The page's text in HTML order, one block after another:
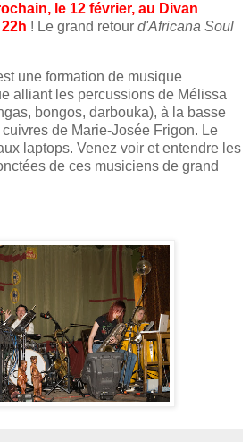
le 12 février, au Divan
22h ! Le grand retour d'Africana Soul
une formation de musique
alliant les percussions de Mélissa
bongos, darbouka), à la basse
de Marie-Josée Frigon. Le
laptops. Venez voir et entendre les
de ces musiciens de grand